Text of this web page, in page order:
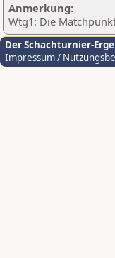
Anmerkung:
Wtg1: Die
Der Schachturnier-
Impressum /